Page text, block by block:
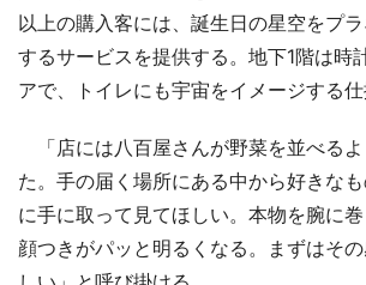
以上の購入客には、誕生日の星空をプ
するサービスを提供する。地下1階は時
アで、トイレにも宇宙をイメージする仕
「店には八百屋さんが野菜を並べる
た。手の届く場所にある中から好きな
に手に取って見てほしい。本物を腕に
顔つきがパッと明るくなる。まずはそ